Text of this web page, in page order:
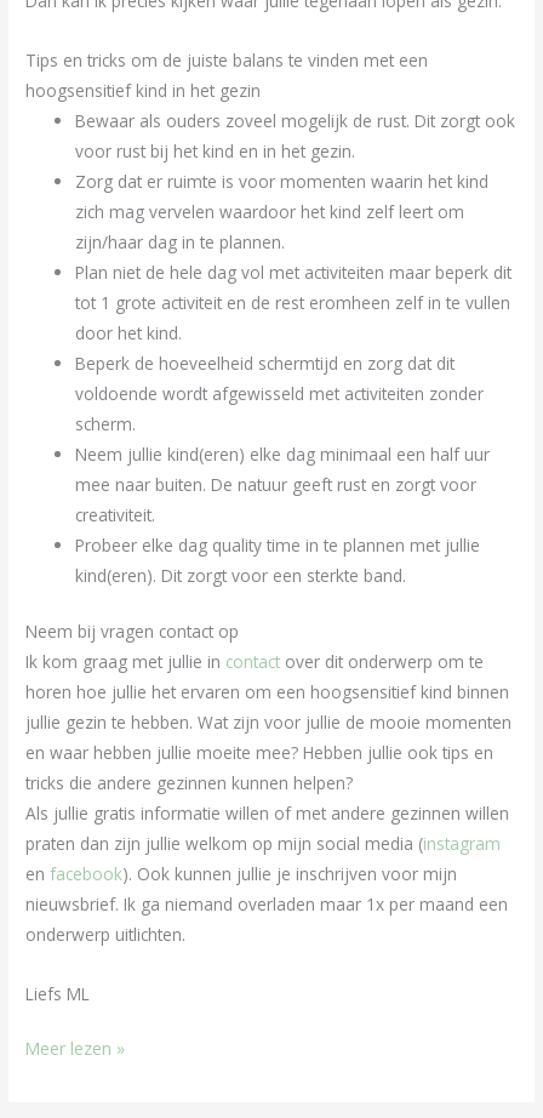
Tips en tricks om de juiste balans te vinden met een
hoogsensitief kind in het gezin
Bewaar als ouders zoveel mogelijk de rust. Dit zorgt ook
voor rust bij het kind en in het gezin.
Zorg dat er ruimte is voor momenten waarin het kind
zich mag vervelen waardoor het kind zelf leert om
zijn/haar dag in te plannen.
Plan niet de hele dag vol met activiteiten maar beperk dit
tot 1 grote activiteit en de rest eromheen zelf in te vullen
door het kind.
Beperk de hoeveelheid schermtijd en zorg dat dit
voldoende wordt afgewisseld met activiteiten zonder
scherm.
Neem jullie kind(eren) elke dag minimaal een half uur
mee naar buiten. De natuur geeft rust en zorgt voor
creativiteit.
Probeer elke dag quality time in te plannen met jullie
kind(eren). Dit zorgt voor een sterkte band.
Neem bij vragen contact op
Ik kom graag met jullie in contact over dit onderwerp om te
horen hoe jullie het ervaren om een hoogsensitief kind binnen
jullie gezin te hebben. Wat zijn voor jullie de mooie momenten
en waar hebben jullie moeite mee? Hebben jullie ook tips en
tricks die andere gezinnen kunnen helpen?
Als jullie gratis informatie willen of met andere gezinnen willen
praten dan zijn jullie welkom op mijn social media (instagram
enfacebook). Ook kunnen jullie je inschrijven voor mijn
nieuwsbrief. Ik ga niemand overladen maar 1x per maand een
onderwerp uitlichten.
Liefs ML
Meer lezen »